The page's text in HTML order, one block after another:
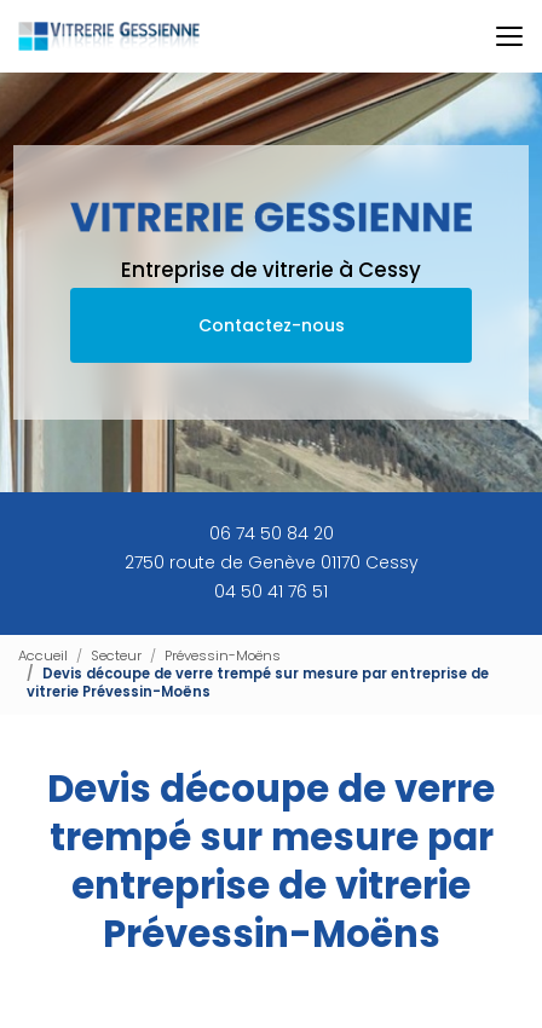
au
contenu
principal
Entreprise de vitrerie à Cessy
Contactez-nous
06 74 50 84 20
2750 route de Genève 01170 Cessy
04 50 41 76 51
Accueil Secteur
Prévessin-Moëns
Devis découpe de verre trempé sur mesure par entreprise de
vitrerie Prévessin-Moëns
Devis découpe de verre
trempé sur mesure par
entreprise de vitrerie
Prévessin-Moëns